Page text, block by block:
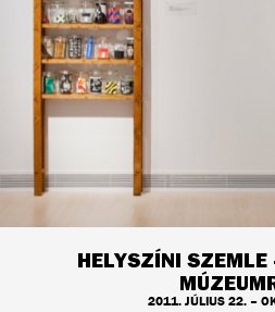
HELYSZÍNI SZEMLE
2011. JÚLIUS 22. –